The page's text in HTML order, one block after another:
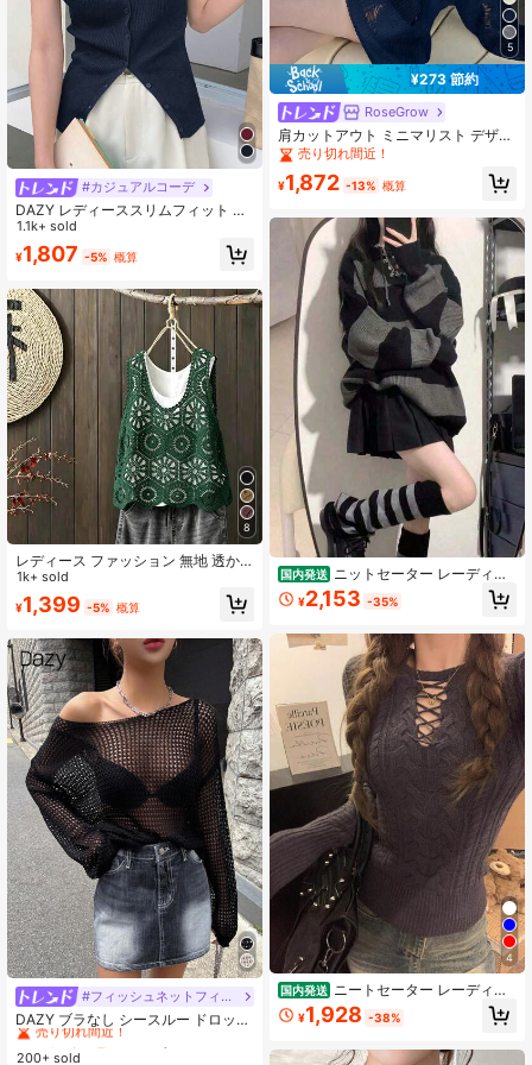
#カジュアルコーデ
DAZY レディーススリムフィット ノ
ースリーブVネックニットトップ、ビ
ジネスカジュアルスタイル夏用、サ
マーニット ベスト
1.1k+ sold
¥1,807 -5% 概算
8
レディース ファッション 無地 透か
し編み アシンメトリーヘム ノースリ
ーブ ルーズ カジュアル ニットトッ
プス 夏用
1k+ sold
¥1,399 -5% 概算
#フィッシュネットフィット
DAZY ブラなし シースルー ドロップ
ショルダー セーター、秋の女性服 ニ
ットトップス
#10 ベストセラー
ファブリック レディースセーター
売り切れ間近！
#10 ベストセラー
売り切れ間近！
#10 ベストセラー
売り切れ間近！
200+ sold
5
¥273 節約
RoseGrow
肩カットアウト ミニマリスト デザイ
ン ディストレス プルオーバーセータ
ー、外出、デート、家庭、通勤に適
しています、秋冬
売り切れ間近！
¥1,872 -13% 概算
国内発送 ニットセーター レーディス
カラーブロック ストライプ 秋冬 新
作 シンプルデザイン 柔らかい イン
日常 通勤 デート最適 ゆったりニッ
ト フード付き
¥2,153 -35%
4
国内発送 ニートセーター レーディス
GUREITOJP レース風 カットアウト
付き スリムフィット ケーブルニット
アル フォーマル ソリッドカラー 女
¥1,928 -38%